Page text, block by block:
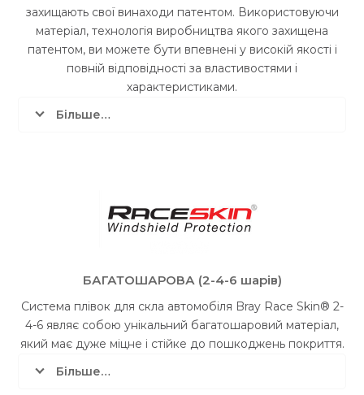
захищають свої винаходи патентом. Використовуючи
матеріал, технологія виробництва якого захищена
патентом, ви можете бути впевнені у високій якості і
повній відповідності за властивостями і
характеристиками.
Більше…
БАГАТОШАРОВА (2-4-6 шарів)
Система плівок для скла автомобіля Bray Race Skin® 2-
4-6 являє собою унікальний багатошаровий матеріал,
який має дуже міцне і стійке до пошкоджень покриття.
Більше…